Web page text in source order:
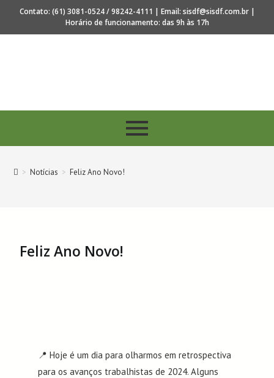
Contato: (61) 3081-0524 / 98242-4111 | Email: sisdf@sisdf.com.br |
Horário de funcionamento: das 9h às 17h
> Notícias > Feliz Ano Novo!
Feliz Ano Novo!
📍 Hoje é um dia para olharmos em retrospectiva
para os avanços trabalhistas de 2024. Alguns